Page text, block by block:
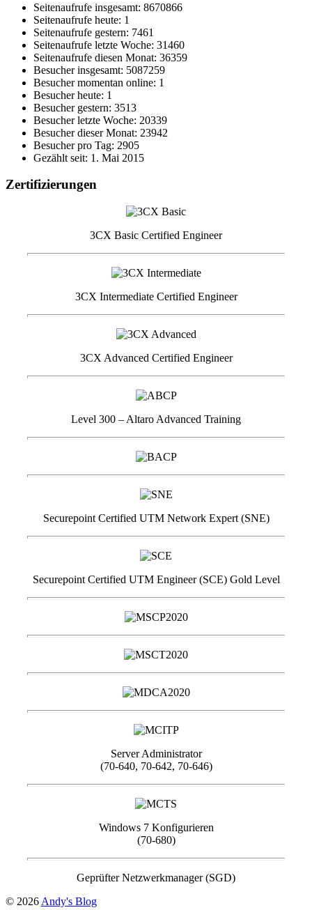
Seitenaufrufe insgesamt: 8670866
Seitenaufrufe heute: 1
Seitenaufrufe gestern: 7461
Seitenaufrufe letzte Woche: 31460
Seitenaufrufe diesen Monat: 36359
Besucher insgesamt: 5087259
Besucher momentan online: 1
Besucher heute: 1
Besucher gestern: 3513
Besucher letzte Woche: 20339
Besucher dieser Monat: 23942
Besucher pro Tag: 2905
Gezählt seit: 1. Mai 2015
Zertifizierungen
3CX Basic Certified Engineer
3CX Intermediate Certified Engineer
3CX Advanced Certified Engineer
Level 300 – Altaro Advanced Training
Securepoint Certified UTM Network Expert (SNE)
Securepoint Certified UTM Engineer (SCE) Gold Level
Server Administrator
(70-640, 70-642, 70-646)
Windows 7 Konfigurieren
(70-680)
Geprüfter Netzwerkmanager (SGD)
© 2026 Andy's Blog